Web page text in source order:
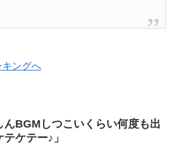
キングへ
んBGMしつこいくらい何度も出
ケテー♪」